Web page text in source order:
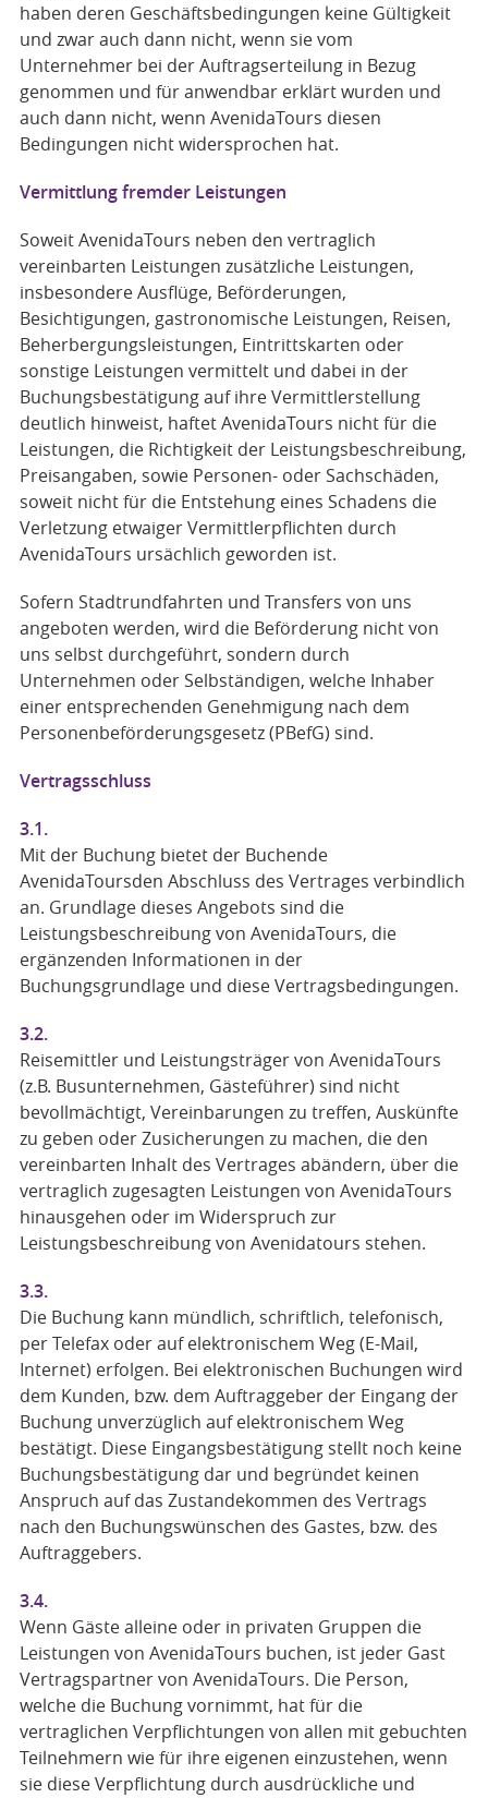
haben deren Geschäftsbedingungen keine Gültigkeit
und zwar auch dann nicht, wenn sie vom
Unternehmer bei der Auftragserteilung in Bezug
genommen und für anwendbar erklärt wurden und
auch dann nicht, wenn AvenidaTours diesen
Bedingungen nicht widersprochen hat.
Vermittlung fremder Leistungen
Soweit AvenidaTours neben den vertraglich
vereinbarten Leistungen zusätzliche Leistungen,
insbesondere Ausflüge, Beförderungen,
Besichtigungen, gastronomische Leistungen, Reisen,
Beherbergungsleistungen, Eintrittskarten oder
sonstige Leistungen vermittelt und dabei in der
Buchungsbestätigung auf ihre Vermittlerstellung
deutlich hinweist, haftet AvenidaTours nicht für die
Leistungen, die Richtigkeit der Leistungsbeschreibung,
Preisangaben, sowie Personen- oder Sachschäden,
soweit nicht für die Entstehung eines Schadens die
Verletzung etwaiger Vermittlerpflichten durch
AvenidaTours ursächlich geworden ist.
Sofern Stadtrundfahrten und Transfers von uns
angeboten werden, wird die Beförderung nicht von
uns selbst durchgeführt, sondern durch
Unternehmen oder Selbständigen, welche Inhaber
einer entsprechenden Genehmigung nach dem
Personenbeförderungsgesetz (PBefG) sind.
Vertragsschluss
3.1.
Mit der Buchung bietet der Buchende
AvenidaToursden Abschluss des Vertrages verbindlich
an. Grundlage dieses Angebots sind die
Leistungsbeschreibung von AvenidaTours, die
ergänzenden Informationen in der
Buchungsgrundlage und diese Vertragsbedingungen.
3.2.
Reisemittler und Leistungsträger von AvenidaTours
(z.B. Busunternehmen, Gästeführer) sind nicht
bevollmächtigt, Vereinbarungen zu treffen, Auskünfte
zu geben oder Zusicherungen zu machen, die den
vereinbarten Inhalt des Vertrages abändern, über die
vertraglich zugesagten Leistungen von AvenidaTours
hinausgehen oder im Widerspruch zur
Leistungsbeschreibung von Avenidatours stehen.
3.3.
Die Buchung kann mündlich, schriftlich, telefonisch,
per Telefax oder auf elektronischem Weg (E-Mail,
Internet) erfolgen. Bei elektronischen Buchungen wird
dem Kunden, bzw. dem Auftraggeber der Eingang der
Buchung unverzüglich auf elektronischem Weg
bestätigt. Diese Eingangsbestätigung stellt noch keine
Buchungsbestätigung dar und begründet keinen
Anspruch auf das Zustandekommen des Vertrags
nach den Buchungswünschen des Gastes, bzw. des
Auftraggebers.
3.4.
Wenn Gäste alleine oder in privaten Gruppen die
Leistungen von AvenidaTours buchen, ist jeder Gast
Vertragspartner von AvenidaTours. Die Person,
welche die Buchung vornimmt, hat für die
vertraglichen Verpflichtungen von allen mit gebuchten
Teilnehmern wie für ihre eigenen einzustehen, wenn
sie diese Verpflichtung durch ausdrückliche und